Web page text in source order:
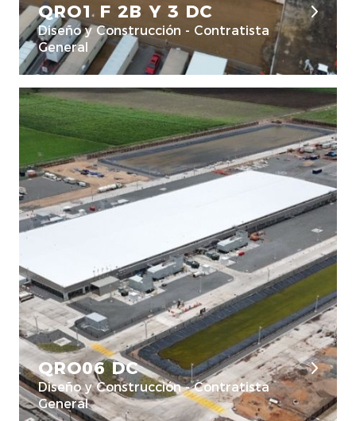
QRO1 F 2B Y 3 DC
Diseño y Construcción - Contratista
General
QRO06 DC
Diseño y Construcción - Contratista
General